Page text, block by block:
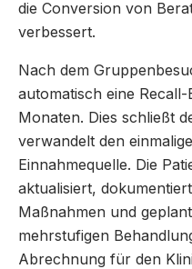
die Conversion von
verbessert.
Nach dem
automatisch eine
Monaten. Dies schließt
verwandelt den
Einnahmequelle. Die
aktualisiert,
Maßnahmen und
mehrstufigen
Abrechnung für den